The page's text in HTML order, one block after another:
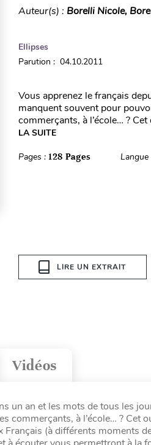
Auteur(s) : Borelli Nicole,
Ellipses
Parution : 04.10.2011
Vous apprenez le français
manquent souvent pour
commerçants, à l’école… ?
LA SUITE
Pages : 128 Pages
LIRE UN EXTRAIT
Vidéos
un an et les mots de tous les
commerçants, à l’école… ? Cet
(à différents moments